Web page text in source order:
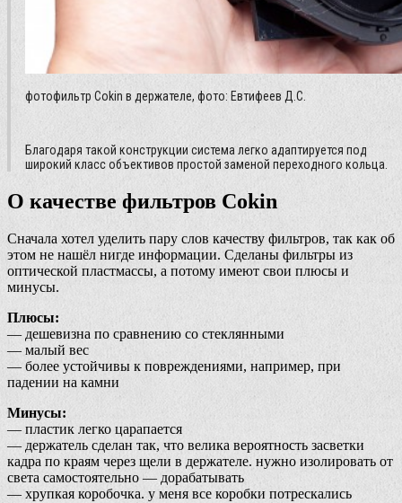
фотофильтр Cokin в держателе, фото: Евтифеев Д.С.
Благодаря такой конструкции система легко адаптируется под
широкий класс объективов простой заменой переходного кольца.
О качестве фильтров Cokin
Сначала хотел уделить пару слов качеству фильтров, так как об
этом не нашёл нигде информации. Сделаны фильтры из
оптической пластмассы, а потому имеют свои плюсы и
минусы.
Плюсы:
— дешевизна по сравнению со стеклянными
— малый вес
— более устойчивы к повреждениями, например, при
падении на камни
Минусы:
— пластик легко царапается
— держатель сделан так, что велика вероятность засветки
кадра по краям через щели в держателе. нужно изолировать от
света самостоятельно — дорабатывать
— хрупкая коробочка. у меня все коробки потрескались